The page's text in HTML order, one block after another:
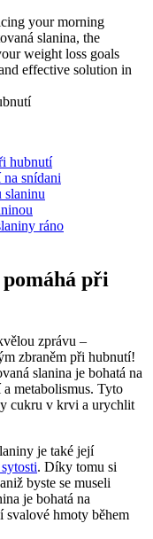
your morning
slanina, the
weight loss goals
effective solution in
hubnutí
snídani
slaninu
ráno
při
zprávu –
zbraněm při hubnutí!
slanina je bohatá na
metabolismus. Tyto
cukru v krvi a urychlit
je také její
. Díky tomu si
byste se museli
je bohatá na
hmoty během